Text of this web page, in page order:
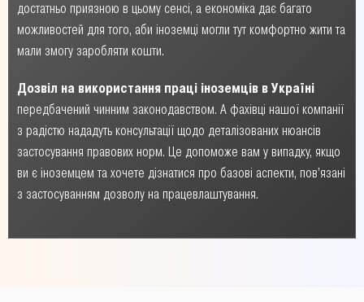
достатньо приязною в цьому сенсі, а економіка дає багато
можливостей для того, аби іноземці могли тут комфортно жити та
мали змогу заробляти кошти.
Дозвіл на використання праці іноземців в Україні
передбачений чинним законодавством. А фахівці нашої компанії
з радістю нададуть консультації щодо деталізованих нюансів
застосування правових норм. Це допоможе вам у випадку, якщо
ви є іноземцем та хочете дізнатися про базові аспекти, пов’язані
з застосуванням дозволу на працевлаштування.